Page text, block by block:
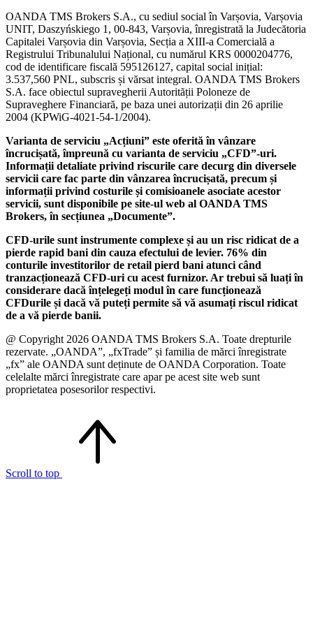
OANDA TMS Brokers S.A., cu sediul social în Varșovia, Varșovia
UNIT, Daszyńskiego 1, 00-843, Varșovia, înregistrată la Judecătoria
Capitalei Varșovia din Varșovia, Secția a XIII-a Comercială a
Registrului Tribunalului Național, cu numărul KRS 0000204776,
cod de identificare fiscală 595126127, capital social inițial:
3.537,560 PNL, subscris și vărsat integral. OANDA TMS Brokers
S.A. face obiectul supravegherii Autorității Poloneze de
Supraveghere Financiară, pe baza unei autorizații din 26 aprilie
2004 (KPWiG-4021-54-1/2004).
Varianta de serviciu „Acțiuni” este oferită în vânzare
încrucișată, împreună cu varianta de serviciu „CFD”-uri.
Informații detaliate privind riscurile care decurg din diversele
servicii care fac parte din vânzarea încrucișată, precum și
informații privind costurile și comisioanele asociate acestor
servicii, sunt disponibile pe site-ul web al OANDA TMS
Brokers, în secțiunea „Documente”.
CFD-urile sunt instrumente complexe și au un risc ridicat de a
pierde rapid bani din cauza efectului de levier. 76% din
conturile investitorilor de retail pierd bani atunci când
tranzacționează CFD-uri cu acest furnizor. Ar trebui să luați în
considerare dacă înțelegeți modul în care funcționează
CFDurile și dacă vă puteți permite să vă asumați riscul ridicat
de a vă pierde banii.
@ Copyright 2026 OANDA TMS Brokers S.A. Toate drepturile
rezervate. „OANDA”, „fxTrade” și familia de mărci înregistrate
„fx” ale OANDA sunt deținute de OANDA Corporation. Toate
celelalte mărci înregistrate care apar pe acest site web sunt
proprietatea posesorilor respectivi.
Scroll to top